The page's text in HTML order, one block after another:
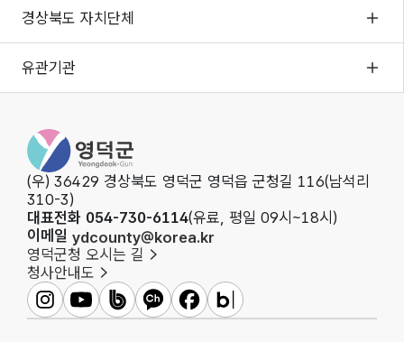
경상북도 자치단체
유관기관
영덕군청
(우) 36429 경상북도 영덕군 영덕읍 군청길 116(남석리
310-3)
대표전화 054-730-6114(유료, 평일 09시~18시)
이메일 ydcounty@korea.kr
영덕군청 오시는 길
청사안내도
영덕군인스타그램
영덕군유튜브영덕군밴드영덕군카카오채널
영덕군페이스북
영덕군블로그